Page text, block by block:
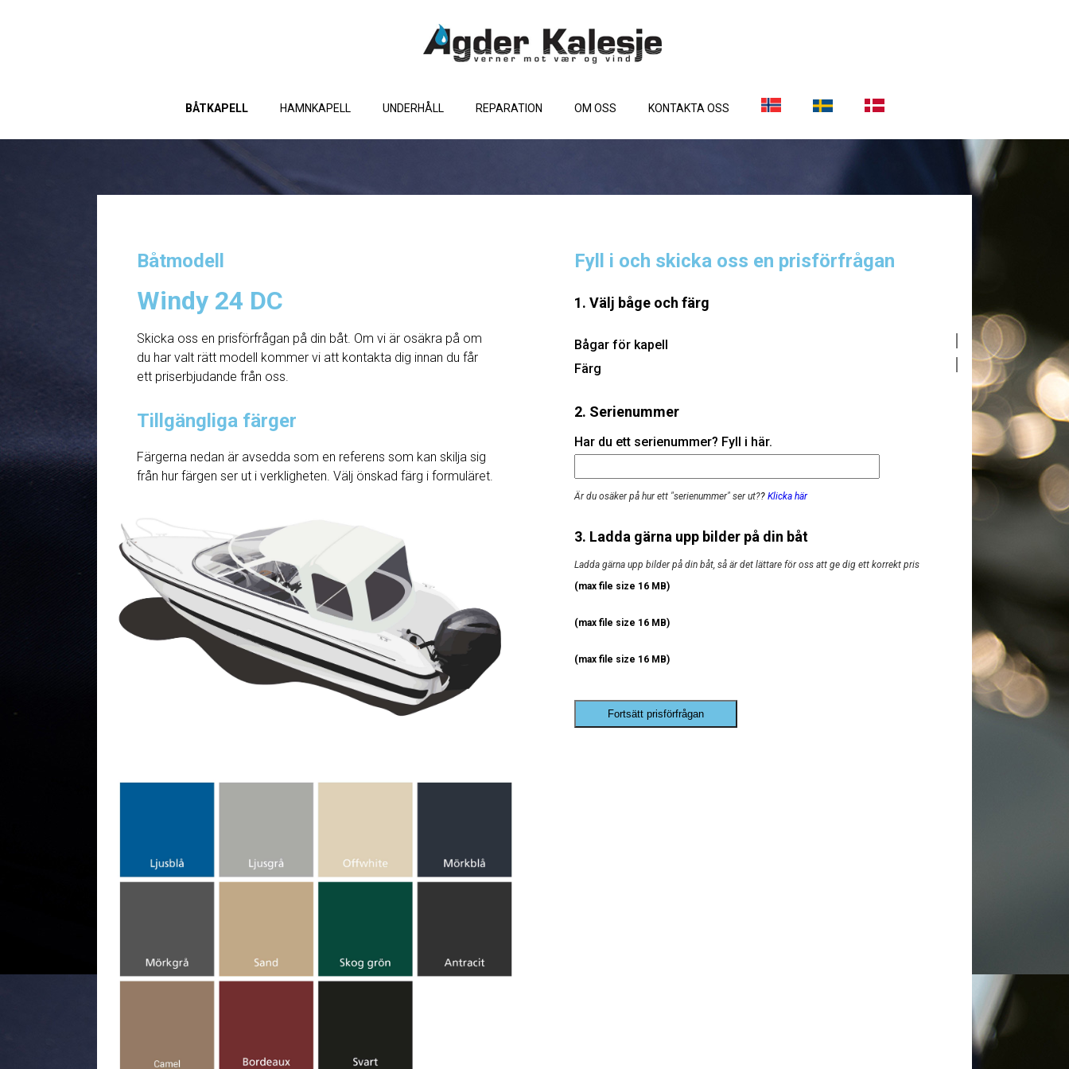
BÅTKAPELL HAMNKAPELL UNDERHÅLL REPARATION OM OSS KONTAKTA OSS
Båtmodell
Windy 24 DC
Skicka oss en prisförfrågan på din båt. Om vi ​​är osäkra på om
du har valt rätt modell kommer vi att kontakta dig innan du får
ett priserbjudande från oss.
Tillgängliga färger
Färgerna nedan är avsedda som en referens som kan skilja sig
från hur färgen ser ut i verkligheten. Välj önskad färg i formuläret.
Fyll i och skicka oss en prisförfrågan
1. Välj båge och färg
Bågar för kapell
Färg
2. Serienummer
Har du ett serienummer? Fyll i här.
Är du osäker på hur ett "serienummer" ser ut?? Klicka här
3. Ladda gärna upp bilder på din båt
Ladda gärna upp bilder på din båt, så är det lättare för oss att ge dig ett korrekt pris
(max file size 16 MB)
(max file size 16 MB)
(max file size 16 MB)
Fortsätt prisförfrågan